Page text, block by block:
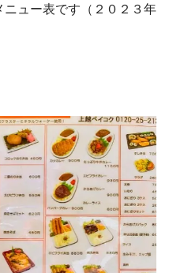
ュー表です（２０２３年